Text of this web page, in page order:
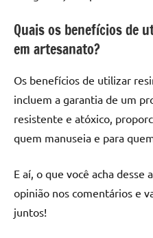
Quais os benefícios de
em artesanato?
Os benefícios de utilizar
incluem a garantia de um
resistente e atóxico,
quem manuseia e para
E aí, o que você acha desse
opinião nos comentários e
juntos!